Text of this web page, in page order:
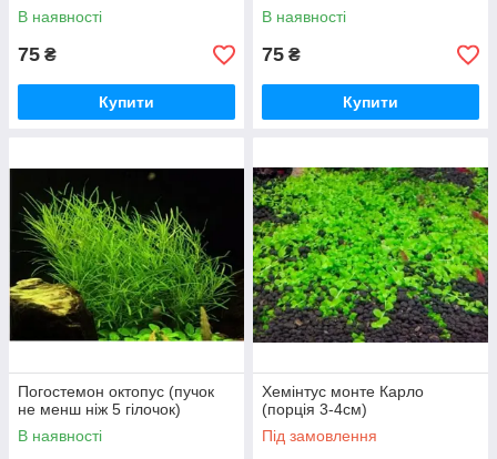
В наявності
75 ₴
Купити
В наявності
75 ₴
Купити
Погостемон октопус (пучок
не менш ніж 5 гілочок)
В наявності
Хемінтус монте Карло
(порція 3-4см)
Під замовлення